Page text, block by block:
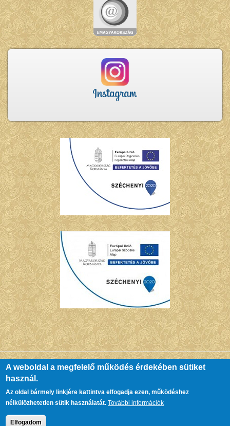
Reserved.
A weboldal a megfelelő működés érdekében sütiket
használ.
Az oldal bármely linkjére kattintva elfogadja ezen, működéshez
nélkülözhetetlen sütik használatát. További információk
Elfogadom